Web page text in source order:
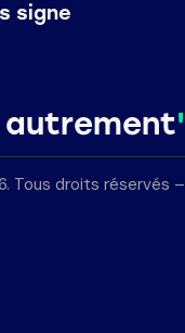
signe
autrement'
Tous droits réservés –